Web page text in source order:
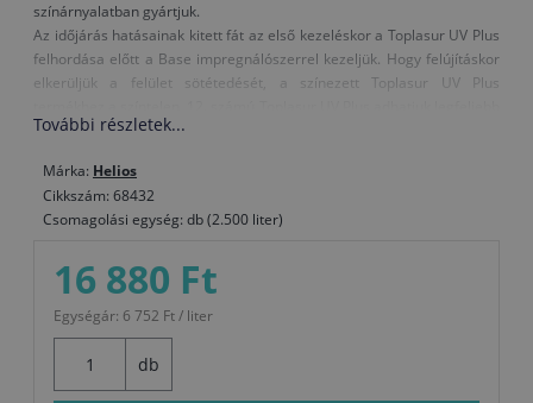
színárnyalatban gyártjuk.
Az időjárás hatásainak kitett fát az első kezeléskor a Toplasur UV Plus
felhordása előtt a Base impregnálószerrel kezeljük. Hogy felújításkor
elkerüljük a felület sötétedését, a színezett Toplasur UV Plus
azonos mennyiségben és az így kapott keveréket visszük fel a
Amikor kerti bútort festünk vagy mechanikai igénybevételnek kitett
faelemeket, az igénybevétel előtt egy héten keresztül hagyjuk
száradni.
Figyelmeztetés: A színtelen, 12. számú Toplasur UV Plus nem
alkalmas utolsó bevonatrétegként a sötét színű lazúrokra, vagy a
sötétebb színárnyalatú fafajtákra, mivel a különleges UV-szűrők
és elnyelők tejszerű külsőt adhatnak a felületnek.
További részletek...
Márka: Helios
Cikkszám: 68432
Csomagolási egység: db (2.500 liter)
16 880 Ft
Egységár: 6 752 Ft / liter
db